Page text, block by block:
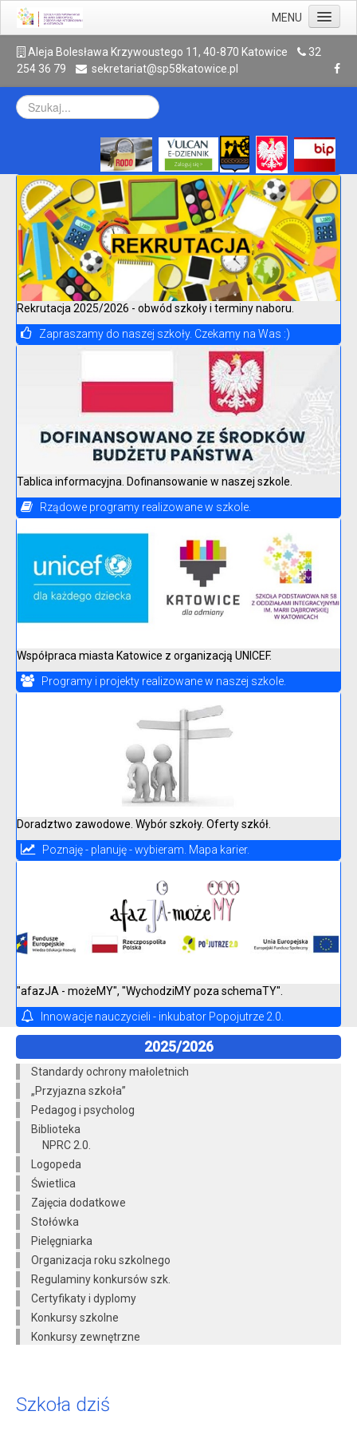
MENU
Aktualności
Rodzic
Kontakt
Archiwum
A leja Bolesława Krzywoustego 11, 40-870 Katowice
32
254 36 79
sekretariat@sp58katowice.pl
Rekrutacja 2025/2026 - obwód szkoły i terminy naboru.
Zapraszamy do naszej szkoły. Czekamy na Was :)
Tablica informacyjna. Dofinansowanie w naszej szkole.
Rządowe programy realizowane w szkole.
Współpraca miasta Katowice z organizacją UNICEF.
Programy i projekty realizowane w naszej szkole.
Doradztwo zawodowe. Wybór szkoły. Oferty szkół.
Poznaję - planuję - wybieram. Mapa karier.
"afazJA - możeMY", "WychodziMY poza schemaTY".
Innowacje nauczycieli - inkubator Popojutrze 2.0.
2025/2026
Standardy ochrony małoletnich
„Przyjazna szkoła”
Pedagog i psycholog
Biblioteka
NPRC 2.0.
Logopeda
Świetlica
Zajęcia dodatkowe
Stołówka
Pielęgniarka
Organizacja roku szkolnego
Regulaminy konkursów szk.
Certyfikaty i dyplomy
Konkursy szkolne
Konkursy zewnętrzne
Szkoła dziś